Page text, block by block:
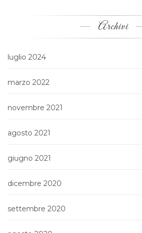
Archivi
luglio 2024
marzo 2022
novembre 2021
agosto 2021
giugno 2021
dicembre 2020
settembre 2020